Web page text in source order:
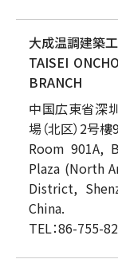
大成温調建築
TAISEI
BRANCH
中国広東省深
場（北区）2号
Room 901A,
Plaza (North
District,
China.
TEL：86-755-